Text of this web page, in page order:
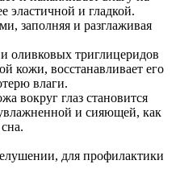
эластичной и гладкой.
заполняя и разглаживая
оливковых триглицеридов
кожи, восстанавливает его
влаги.
вокруг глаз становится
и сияющей, как
для профилактики